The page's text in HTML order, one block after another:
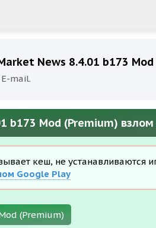
News 8.4.01 b173
mail.
b173 Mod (Premium)
кеш, не устанавливаются
Google Play
(Premium)